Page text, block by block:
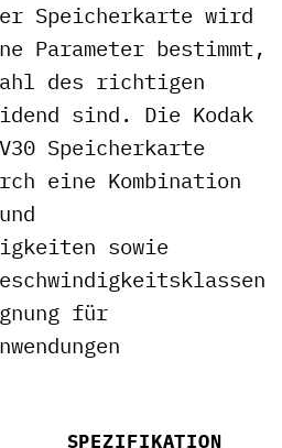
Speicherkarte wird
Parameter bestimmt,
des richtigen
sind. Die Kodak
V30 Speicherkarte
eine Kombination
sowie
für
SPEZIFIKATION